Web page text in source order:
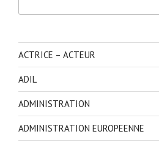
ACTRICE – ACTEUR
ADIL
ADMINISTRATION
ADMINISTRATION EUROPEENNE